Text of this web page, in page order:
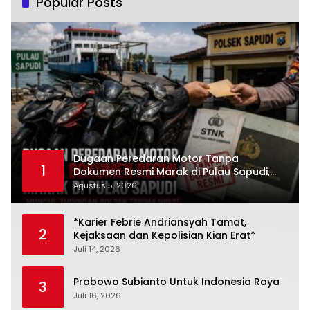
1
Dugaan Peredaran Motor Tanpa
Dokumen Resmi Marak di Pulau Sapudi,
Polsek Diduga Terima Upeti
Agustus 5, 2026
2
*Karier Febrie Andriansyah Tamat,
Kejaksaan dan Kepolisian Kian Erat*
Juli 14, 2026
3 Prabowo Subianto Untuk Indonesia Raya
Juli 16, 2026